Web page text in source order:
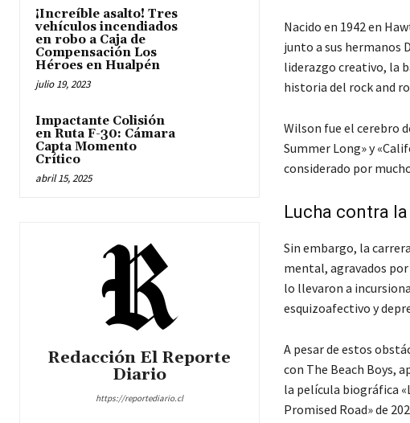
¡Increíble asalto! Tres
vehículos incendiados
en robo a Caja de
Compensación Los
Héroes en Hualpén
julio 19, 2023
Impactante Colisión
en Ruta F-30: Cámara
Capta Momento
Crítico
abril 15, 2025
Redacción El Reporte
Diario
https://reportediario.cl
Nacido en 1942 en
junto a sus hermanos
liderazgo creativo, la
historia del rock and
Wilson fue el cerebro
Summer Long» y
considerado por
Lucha contra
Sin embargo, la
mental, agravados
lo llevaron a
esquizoafectivo y
A pesar de estos
con The Beach Boys,
la película biográfica
Promised Road» de